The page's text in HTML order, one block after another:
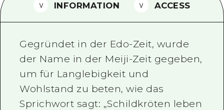
FAQs
Foto-Download
Transportinformationen bei
INFORMATION ACCESS
Gegründet in der Edo-Zeit, wurde
der Name in der Meiji-Zeit gegeben,
um für Langlebigkeit und
Wohlstand zu beten, wie das
Sprichwort sagt: „Schildkröten leben